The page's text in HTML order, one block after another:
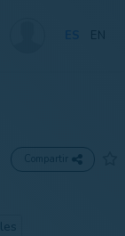
ES EN
Compartir